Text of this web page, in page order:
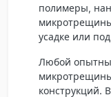
полимеры,
усадке или
Любой
конструкций.